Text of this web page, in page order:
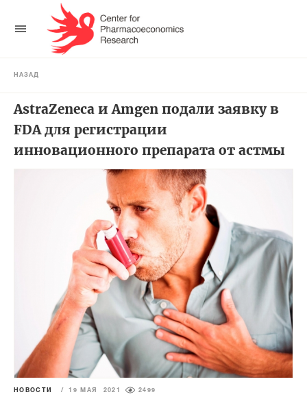
НАЗАД
AstraZeneca и Amgen подали заявку в
FDA для регистрации
инновационного препарата от астмы
НОВОСТИ / 19 МАЯ 2021 2499